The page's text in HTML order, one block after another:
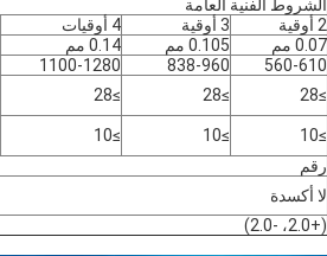
الشروط الفنية العامة
2 أوقية 3 أوقية 4 أوقيات
0.07 مم
0.105 مم 0.14 مم
560-610
838-960
1100-1280
≥28
≥28
≥28
≥10
≥10
≥10
رقم
لا أكسدة
(+2.0، -2.0)